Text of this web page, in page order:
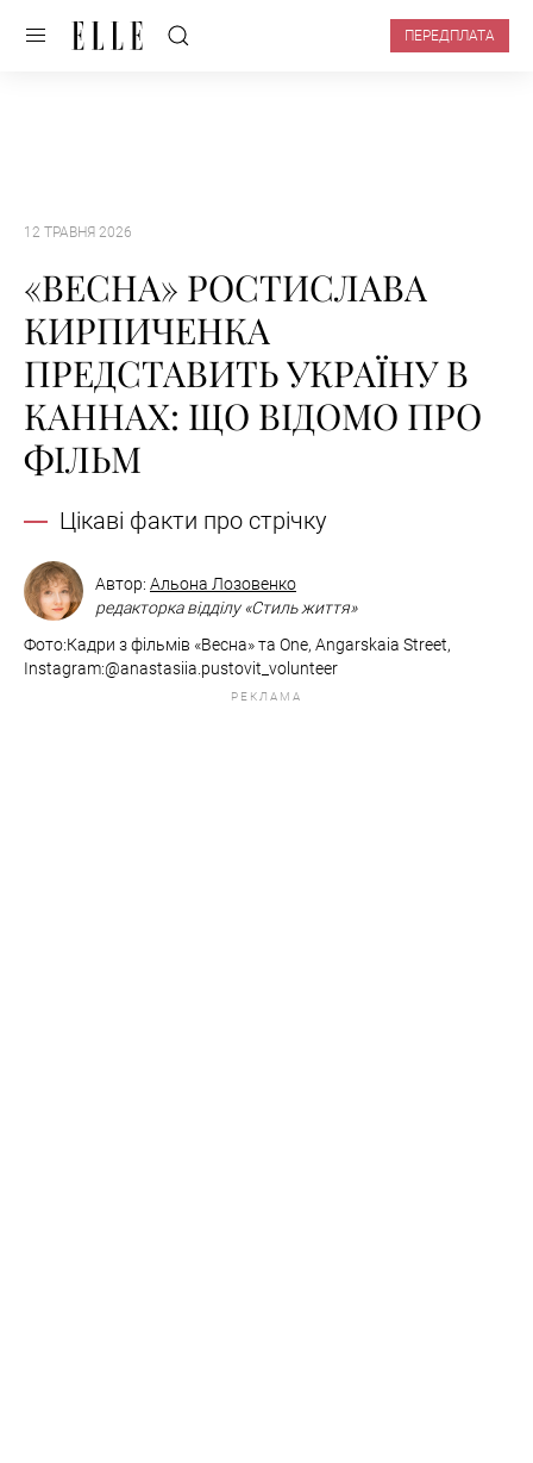
ПЕРЕДПЛАТА
12 ТРАВНЯ 2026
«ВЕСНА» РОСТИСЛАВА
КИРПИЧЕНКА
ПРЕДСТАВИТЬ УКРАЇНУ В
КАННАХ: ЩО ВІДОМО ПРО
ФІЛЬМ
Цікаві факти про стрічку
Автор: Альона Лозовенко
редакторка відділу «Стиль життя»
Фото:Кадри з фільмів «Весна» та One, Angarskaia Street, ​​​​​​​​​​​​​​
Instagram:@anastasiia.pustovit_volunteer
РЕКЛАМА